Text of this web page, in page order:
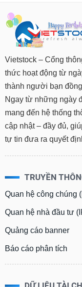
Vietstock – Cổng
thức hoạt động từ
thành người bạn
Ngay từ những ngày
mang đến hệ thống
cập nhật – đầy đủ,
tự tin đưa ra quyết
TRUYỀN
Quan hệ công chúng
Quan hệ nhà đầu tư
Quảng cáo banner
Báo cáo phân tích